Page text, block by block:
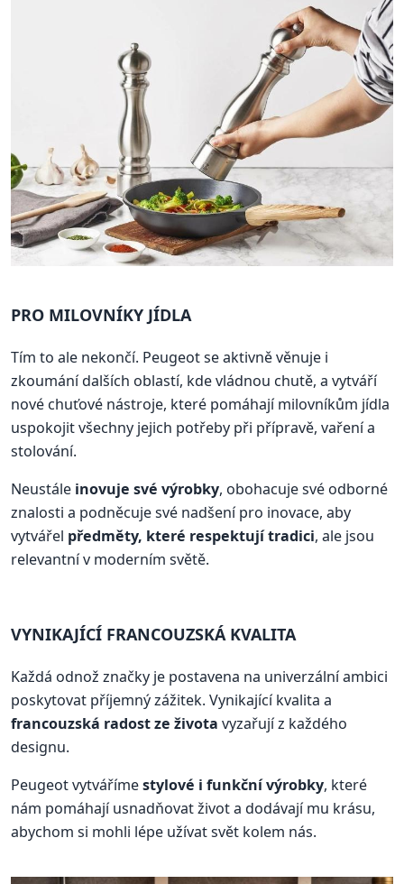
PRO MILOVNÍKY JÍDLA
Tím to ale nekončí. Peugeot se aktivně věnuje i
zkoumání dalších oblastí, kde vládnou chutě, a vytváří
nové chuťové nástroje, které pomáhají milovníkům jídla
uspokojit všechny jejich potřeby při přípravě, vaření a
stolování.
Neustále inovuje své výrobky, obohacuje své odborné
znalosti a podněcuje své nadšení pro inovace, aby
vytvářel předměty, které respektují tradici, ale jsou
relevantní v moderním světě.
VYNIKAJÍCÍ FRANCOUZSKÁ KVALITA
Každá odnož značky je postavena na univerzální ambici
poskytovat příjemný zážitek. Vynikající kvalita a
francouzská radost ze života vyzařují z každého
designu.
Peugeot vytvářímestylové i funkční výrobky, které
nám pomáhají usnadňovat život a dodávají mu krásu,
abychom si mohli lépe užívat svět kolem nás.